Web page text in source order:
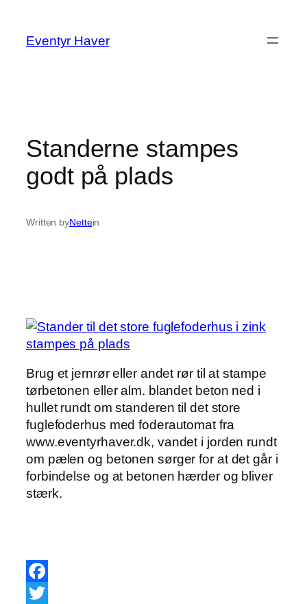
indhold
Eventyr Haver
Standerne stampes
godt på plads
Written byNettein
Brug et jernrør eller andet rør til at stampe
tørbetonen eller alm. blandet beton ned i
hullet rundt om standeren til det store
fuglefoderhus med foderautomat fra
www.eventyrhaver.dk, vandet i jorden rundt
om pælen og betonen sørger for at det går i
forbindelse og at betonen hærder og bliver
stærk.
Facebook